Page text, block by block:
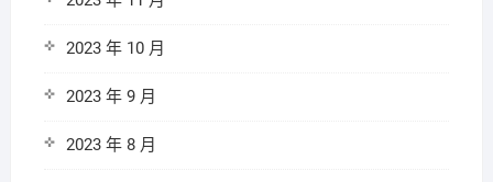
2023 年 10 月
2023 年 9 月
2023 年 8 月